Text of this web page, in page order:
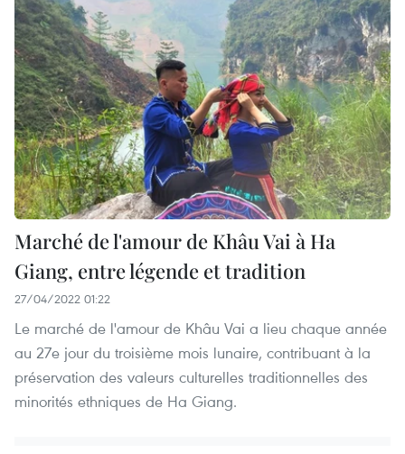
Marché de l'amour de Khâu Vai à Ha
Giang, entre légende et tradition
27/04/2022 01:22
Le marché de l'amour de Khâu Vai a lieu chaque année
au 27e jour du troisième mois lunaire, contribuant à la
préservation des valeurs culturelles traditionnelles des
minorités ethniques de Ha Giang.